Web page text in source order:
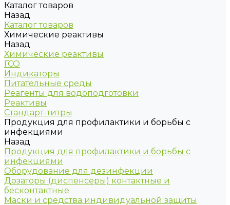
Каталог товаров
Назад
Каталог товаров
Химические реактивы
Назад
Химические реактивы
ГСО
Индикаторы
Питательные среды
Реагенты для водоподготовки
Реактивы
Стандарт-титры
Продукция для профилактики и борьбы с
инфекциями
Назад
Продукция для профилактики и борьбы с
инфекциями
Оборудование для дезинфекции
Дозаторы (диспенсеры) контактные и
бесконтактные
Маски и средства индивидуальной защиты